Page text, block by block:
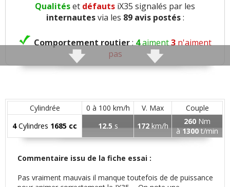
Qualitéset défauts iX35 signalés par les
internautesvia les 89 avis postés:
Comportement routier:4aiment3n'aiment
pas
Consistance direction:1aime
Freinage:2aiment1n'aime pas
Rayon de braquage: 2
Agrément :11aiment4n'aiment pas
Cylindrée 0 à 100 km/h V. Max
Couple
4Cylindres 1685 cc 12.5s 172km/h 260 Nm
à1300t/min
Commentaire issu de la fiche essai :
Pas vraiment mauvais il manque toutefois de de puissance